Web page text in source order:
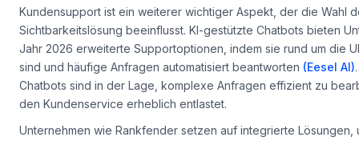
Kundensupport ist ein weiterer wichtiger Aspekt, der die Wahl
Sichtbarkeitslösung beeinflusst. KI-gestützte Chatbots bieten
Jahr 2026 erweiterte Supportoptionen, indem sie rund um die
sind und häufige Anfragen automatisiert beantworten (Eesel AI)
Chatbots sind in der Lage, komplexe Anfragen effizient zu
den Kundenservice erheblich entlastet.
Unternehmen wie Rankfender setzen auf integrierte Lösungen,